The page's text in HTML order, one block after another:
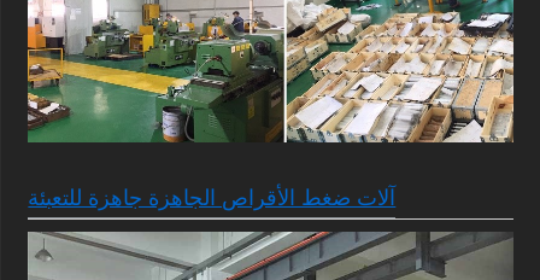
آلات ضغط الأقراص الجاهزة جاهزة للتعبئة